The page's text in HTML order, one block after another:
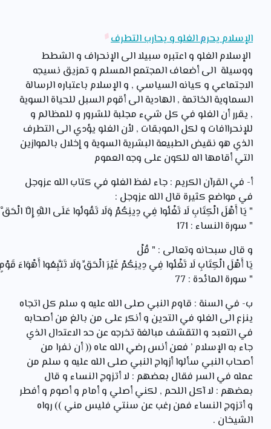
الإسلام يحرم الغلو و يحارب التطرف
الإسلام الغلو و اعتبره سبيلا الى الإنحراف و الشطط
ووسيلة الى أضعاف المجتمع المسلم و تمزيق نسيجه
الاجتماعي و كيانه السياسي , و الإسلام باعتباره الرسالة
السماوية الخاتمة , الهادية الى أقوم السبل للحياة السوية
, يقرر أن الغلو في كل شيء مجلبة للشرور و للمظالم و
للإنحراافات و لكل الموبقات , لأن الغلو يؤدي الى التطرف
الذي هو نقيض الطبيعة البشرية السوية و إخلال بالموازين
التي أقامها اله للكون على وجه العموم
أ- في القرآن الكريم : جاء لفظ الغلو في كتاب الله عزوجل
في مواضع كثيرة قال الله عزوجل :
" يَاأَهْلَ الْكِتَابِ لَا تَغْلُوا فِي دِينِكُمْ وَلَا تَقُولُوا عَلَى اللَّهِإِلَّا الْحَقَّ
" سورة النساء : 171
و قال سبحانه وتعالى : " قُلْ
يَاأَهْلَ الْكِتَابِ لَا تَغْلُوا فِي دِينِكُمْ غَيْرَالْحَقِّوَلَا تَتَّبِعُوا أَهْوَاءَ
" سورة المائدة : 77
ب- في السنة : قاوم النبي صلى الله عليه و سلم كل اتجاه
ينزع الى الغلو في التدين و أنكر على من بالغ من أصحابه
في التعبد و التقشف مبالغة تخرجه عن حد الاعتدال الذي
جاء به الإسلام ’ فعن أنس رضي الله عاه (( أن نفرا من
أصحاب النبي سألوا أزواج النبي صلى الله عليه و سلم من
عمله في السر فقال بعضهم : لا أتزوج النساء و قال
بعضهم : لا آكل اللحم , لكني أصلي و أمام و أصوم و أفطر
و أتزوج النساء فمن رغب عن سنتي فليس مني )) رواه
الشيخان .